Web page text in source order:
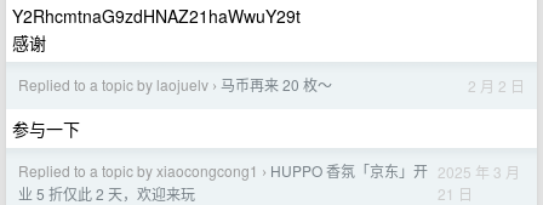
Y2RhcmtnaG9zdHNAZ21haWwuY29t
感谢
Replied to a topic by laojuelv › 马币再来 20 枚～ 2 月 2 日
参与一下
Replied to a topic by xiaocongcong1 › HUPPO 香氛「京东」开
业 5 折仅此 2 天，欢迎来玩
2025 年 3 月
21 日